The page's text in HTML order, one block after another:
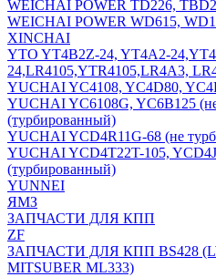
WEICHAI POWER TD226,
WEICHAI POWER WD615,
XINCHAI
YTO YT4B2Z-24, YT4A2-
24,LR4105,YTR4105,LR4A3,
YUCHAI YC4108, YC4D80,
YUCHAI YC6108G, YC6B125
(турбированный)
YUCHAI YCD4R11G-68 (не
YUCHAI YCD4T22T-105,
(турбированный)
YUNNEI
ЯМЗ
ЗАПЧАСТИ ДЛЯ КПП
ZF
ЗАПЧАСТИ ДЛЯ КПП BS428
MITSUBER ML333)